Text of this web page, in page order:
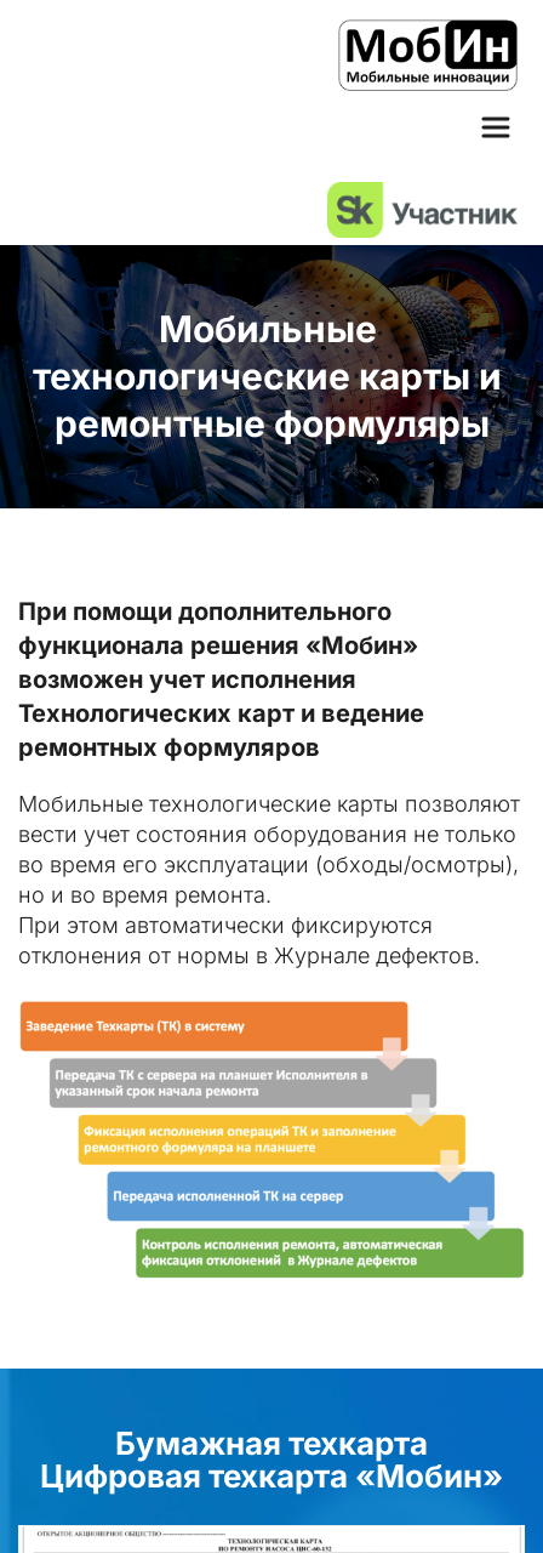
Мобильные
технологические карты и
ремонтные формуляры
При помощи дополнительного
функционала решения «Мобин»
возможен учет исполнения
Технологических карт и ведение
ремонтных формуляров
Мобильные технологические карты позволяют
вести учет состояния оборудования не только
во время его эксплуатации (обходы/осмотры),
но и во время ремонта.
При этом автоматически фиксируются
отклонения от нормы в Журнале дефектов.
Бумажная техкарта
Цифровая техкарта «Мобин»